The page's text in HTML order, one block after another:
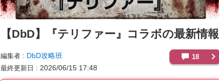
【DbD】 『テリファー』コラボの最新情報
編集者 DbD攻略班
最終更新日 2026/06/15 17:48
18